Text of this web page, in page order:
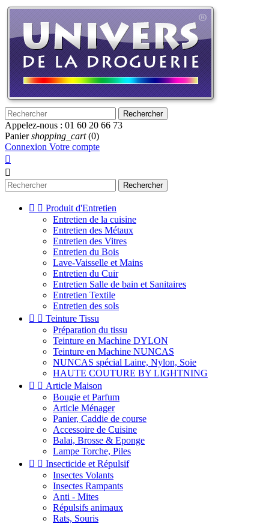
Rechercher
Appelez-nous : 01 60 20 66 73
Panier shopping_cart (0)
Connexion Votre compte


Rechercher
  Produit d'Entretien
Entretien de la cuisine
Entretien des Métaux
Entretien des Vitres
Entretien du Bois
Lave-Vaisselle et Mains
Entretien du Cuir
Entretien Salle de bain et Sanitaires
Entretien Textile
Entretien des sols
  Teinture Tissu
Préparation du tissu
Teinture en Machine DYLON
Teinture en Machine NUNCAS
NUNCAS spécial Laine, Nylon, Soie
HAUTE COUTURE BY LIGHTNING
  Article Maison
Bougie et Parfum
Article Ménager
Panier, Caddie de course
Accessoire de Cuisine
Balai, Brosse & Eponge
Lampe Torche, Piles
  Insecticide et Répulsif
Insectes Volants
Insectes Rampants
Anti - Mites
Répulsifs animaux
Rats, Souris